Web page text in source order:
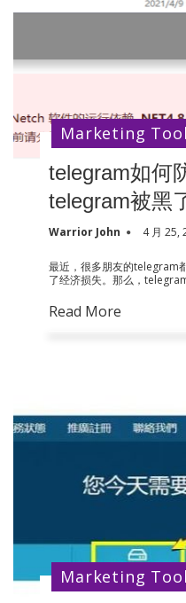
telegram如何
telegram被黑
Warrior John 4 月 25,
最近，很多朋友的telegram
了经济损失。那么，
Read More
Marketing
Marketing